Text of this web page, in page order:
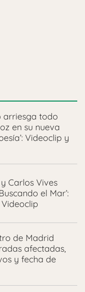
arriesga todo
en su nueva
Videoclip y
Carlos Vives
el Mar’:
de Madrid
afectadas,
y fecha de